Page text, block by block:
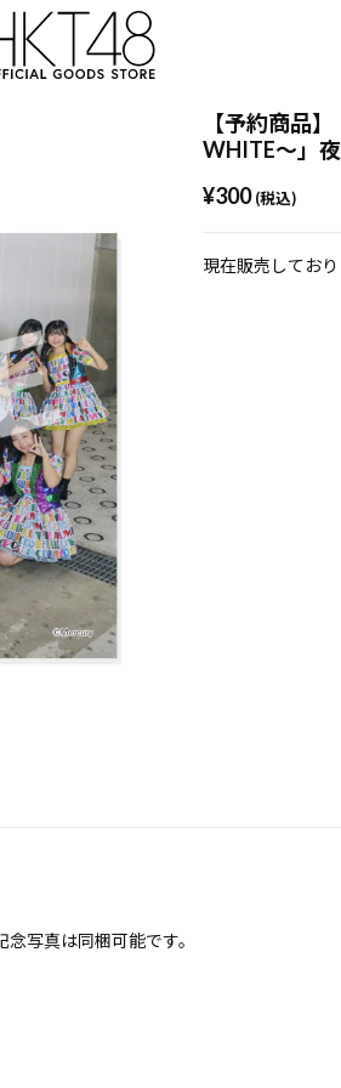
【予約商品
WHITE～」
¥300 (税込)
現在販売してお
写真は同梱可能です。